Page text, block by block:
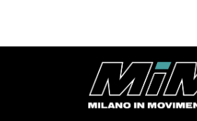
REPRESSIONE
STUDENTI